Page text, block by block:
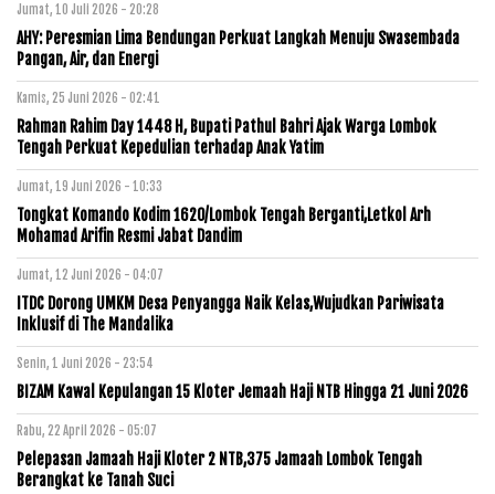
Jumat, 10 Juli 2026 - 20:28
AHY: Peresmian Lima Bendungan Perkuat Langkah Menuju Swasembada
Pangan, Air, dan Energi
Kamis, 25 Juni 2026 - 02:41
Rahman Rahim Day 1448 H, Bupati Pathul Bahri Ajak Warga Lombok
Tengah Perkuat Kepedulian terhadap Anak Yatim
Jumat, 19 Juni 2026 - 10:33
Tongkat Komando Kodim 1620/Lombok Tengah Berganti,Letkol Arh
Mohamad Arifin Resmi Jabat Dandim
Jumat, 12 Juni 2026 - 04:07
ITDC Dorong UMKM Desa Penyangga Naik Kelas,Wujudkan Pariwisata
Inklusif di The Mandalika
Senin, 1 Juni 2026 - 23:54
BIZAM Kawal Kepulangan 15 Kloter Jemaah Haji NTB Hingga 21 Juni 2026
Rabu, 22 April 2026 - 05:07
Pelepasan Jamaah Haji Kloter 2 NTB,375 Jamaah Lombok Tengah
Berangkat ke Tanah Suci